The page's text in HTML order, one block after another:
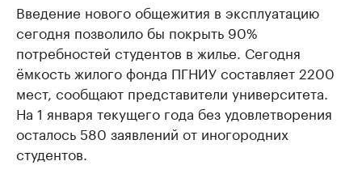
Введение нового общежития в эксплуатацию
сегодня позволило бы покрыть 90%
потребностей студентов в жилье. Сегодня
ёмкость жилого фонда ПГНИУ составляет 2200
мест, сообщают представители университета.
На 1 января текущего года без удовлетворения
осталось 580 заявлений от иногородних
студентов.